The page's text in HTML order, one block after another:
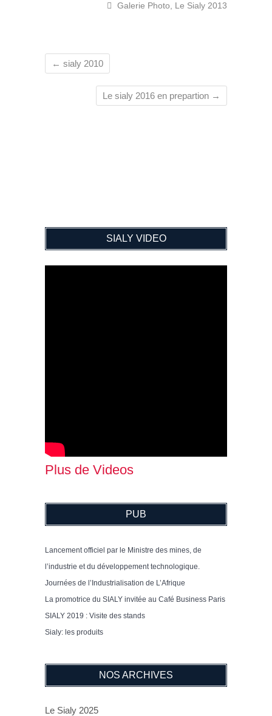
Galerie Photo Le Sialy 2013
← sialy 2010
Le sialy 2016 en prepartion →
SIALY VIDEO
Plus de Videos
PUB
Lancement officiel par le Ministre des mines, de
l’industrie et du développement technologique.
Journées de l’Industrialisation de L’Afrique
La promotrice du SIALY invitée au Café Business Paris
SIALY 2019 : Visite des stands
Sialy: les produits
NOS ARCHIVES
Le Sialy 2025